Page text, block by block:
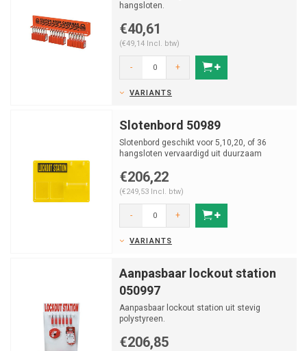
hangsloten.
€40,61
(€49,14 Incl. btw)
- +
VARIANTS
Slotenbord 50989
Slotenbord geschikt voor 5,10,20, of 36
hangsloten vervaardigd uit duurzaam
*Exclusief m...
€206,22
(€249,53 Incl. btw)
- +
VARIANTS
Aanpasbaar lockout station
050997
Aanpasbaar lockout station uit stevig
polystyreen.
€206,85